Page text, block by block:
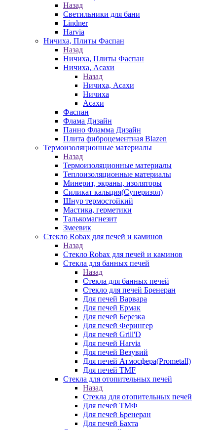
Назад
Светильники для бани
Lindner
Harvia
Ничиха, Плиты Фаспан
Назад
Ничиха, Плиты Фаспан
Ничиха, Асахи
Назад
Ничиха, Асахи
Ничиха
Асахи
Фаспан
Флама Дизайн
Панно Фламма Дизайн
Плита фиброцементная Blazen
Термоизоляционные материалы
Назад
Термоизоляционные материалы
Теплоизоляционные материалы
Минерит, экраны, изоляторы
Силикат кальция(Суперизол)
Шнур термостойкий
Мастика, герметики
Талькомагнезит
Змеевик
Стекло Robax для печей и каминов
Назад
Стекло Robax для печей и каминов
Стекла для банных печей
Назад
Стекла для банных печей
Стекло для печей Бренеран
Для печей Варвара
Для печей Ермак
Для печей Березка
Для печей Ферингер
Для печей Grill'D
Для печей Harvia
Для печей Везувий
Для печей Атмосфера(Prometall)
Для печей TMF
Стекла для отопительных печей
Назад
Стекла для отопительных печей
Для печей ТМФ
Для печей Бренеран
Для печей Бахта